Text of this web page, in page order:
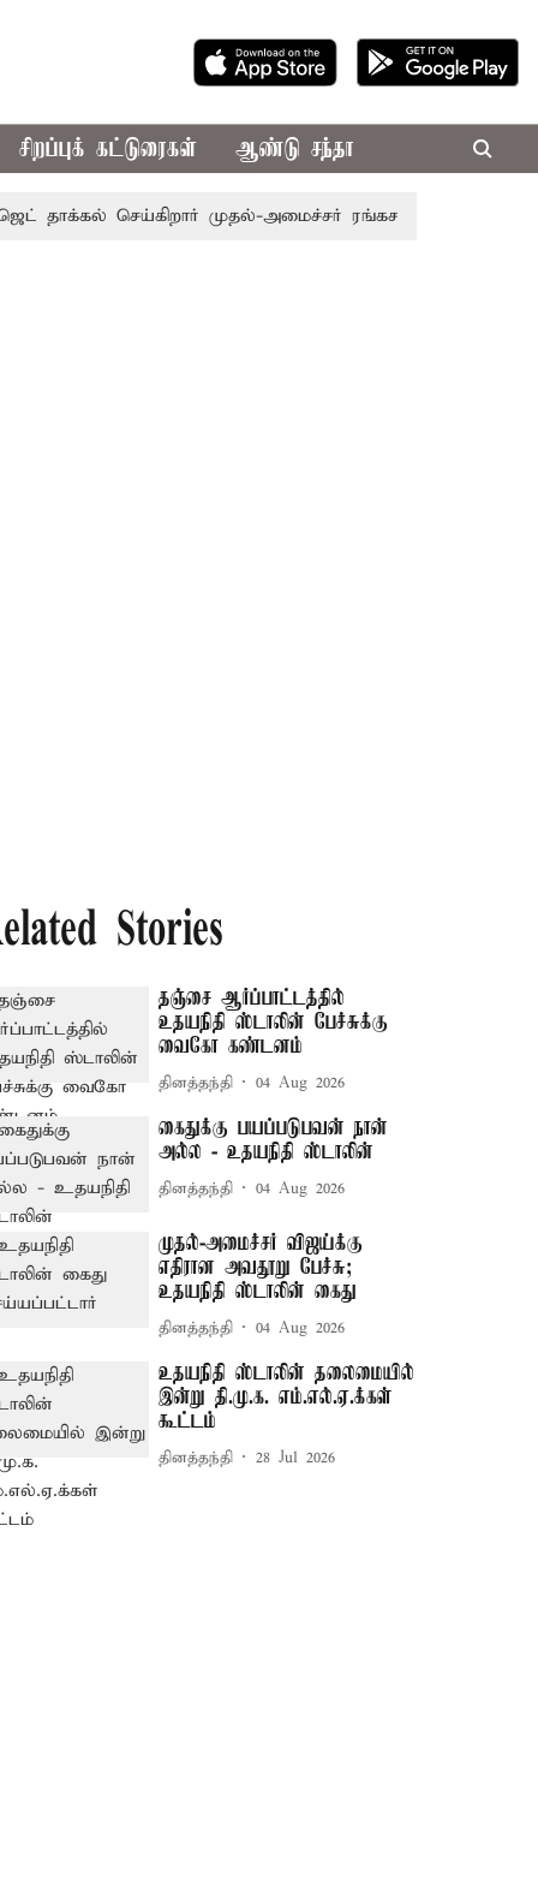
சிறப்புக் கட்டுரைகள் ஆண்டு சந்தா
செய்கிறார் முதல்-அமைச்சர் ரங்கசாமி
Stories
தஞ்சை ஆர்ப்பாட்டத்தில்
உதயநிதி ஸ்டாலின் பேச்சுக்கு
வைகோ கண்டனம்
தினத்தந்தி 04 Aug 2026
கைதுக்கு பயப்படுபவன் நான்
அல்ல - உதயநிதி ஸ்டாலின்
தினத்தந்தி 04 Aug 2026
முதல்-அமைச்சர் விஜய்க்கு
எதிரான அவதூறு பேச்சு;
உதயநிதி ஸ்டாலின் கைது
தினத்தந்தி 04 Aug 2026
உதயநிதி ஸ்டாலின் தலைமையில்
இன்று தி.மு.க. எம்.எல்.ஏ.க்கள்
கூட்டம்
தினத்தந்தி 28 Jul 2026